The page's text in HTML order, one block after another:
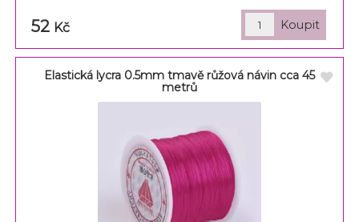
52 Kč
Elastická lycra 0.5mm tmavě růžová návin cca 45
metrů